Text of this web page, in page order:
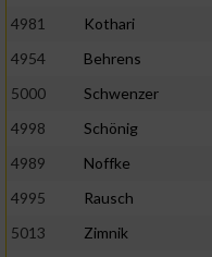
4981
Kothari
4954
Behrens
5000
Schwenzer
4998
Schönig
4989
Noffke
4995
Rausch
5013
Zimnik